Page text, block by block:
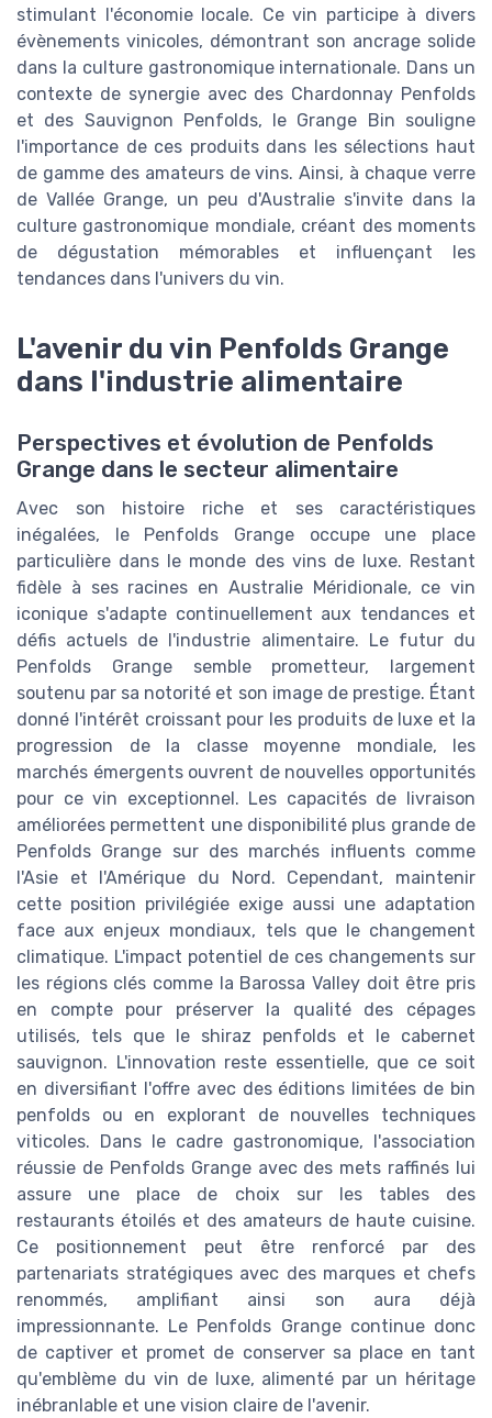
stimulant l'économie locale. Ce vin participe à divers
évènements vinicoles, démontrant son ancrage solide
dans la culture gastronomique internationale. Dans un
contexte de synergie avec des Chardonnay Penfolds
et des Sauvignon Penfolds, le Grange Bin souligne
l'importance de ces produits dans les sélections haut
de gamme des amateurs de vins. Ainsi, à chaque verre
de Vallée Grange, un peu d'Australie s'invite dans la
culture gastronomique mondiale, créant des moments
de dégustation mémorables et influençant les
tendances dans l'univers du vin.
L'avenir du vin Penfolds Grange
dans l'industrie alimentaire
Perspectives et évolution de Penfolds
Grange dans le secteur alimentaire
Avec son histoire riche et ses caractéristiques
inégalées, le Penfolds Grange occupe une place
particulière dans le monde des vins de luxe. Restant
fidèle à ses racines en Australie Méridionale, ce vin
iconique s'adapte continuellement aux tendances et
défis actuels de l'industrie alimentaire. Le futur du
Penfolds Grange semble prometteur, largement
soutenu par sa notorité et son image de prestige. Étant
donné l'intérêt croissant pour les produits de luxe et la
progression de la classe moyenne mondiale, les
marchés émergents ouvrent de nouvelles opportunités
pour ce vin exceptionnel. Les capacités de livraison
améliorées permettent une disponibilité plus grande de
Penfolds Grange sur des marchés influents comme
l'Asie et l'Amérique du Nord. Cependant, maintenir
cette position privilégiée exige aussi une adaptation
face aux enjeux mondiaux, tels que le changement
climatique. L'impact potentiel de ces changements sur
les régions clés comme la Barossa Valley doit être pris
en compte pour préserver la qualité des cépages
utilisés, tels que le shiraz penfolds et le cabernet
sauvignon. L'innovation reste essentielle, que ce soit
en diversifiant l'offre avec des éditions limitées de bin
penfolds ou en explorant de nouvelles techniques
viticoles. Dans le cadre gastronomique, l'association
réussie de Penfolds Grange avec des mets raffinés lui
assure une place de choix sur les tables des
restaurants étoilés et des amateurs de haute cuisine.
Ce positionnement peut être renforcé par des
partenariats stratégiques avec des marques et chefs
renommés, amplifiant ainsi son aura déjà
impressionnante. Le Penfolds Grange continue donc
de captiver et promet de conserver sa place en tant
qu'emblème du vin de luxe, alimenté par un héritage
inébranlable et une vision claire de l'avenir.